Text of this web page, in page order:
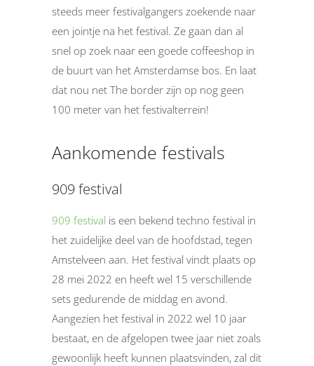
steeds meer festivalgangers zoekende naar
een jointje na het festival. Ze gaan dan al
snel op zoek naar een goede coffeeshop in
de buurt van het Amsterdamse bos. En laat
dat nou net The border zijn op nog geen
100 meter van het festivalterrein!
Aankomende festivals
909 festival
909 festival is een bekend techno festival in
het zuidelijke deel van de hoofdstad, tegen
Amstelveen aan. Het festival vindt plaats op
28 mei 2022 en heeft wel 15 verschillende
sets gedurende de middag en avond.
Aangezien het festival in 2022 wel 10 jaar
bestaat, en de afgelopen twee jaar niet zoals
gewoonlijk heeft kunnen plaatsvinden, zal dit